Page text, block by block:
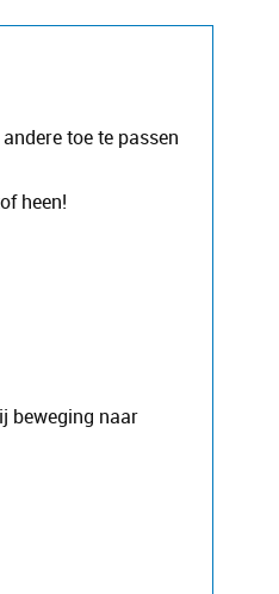
toe te passen
heen!
beweging naar